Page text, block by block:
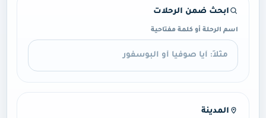
ابحث ضمن الرحلات
اسم الرحلة أو كلمة مفتاحية
المدينة